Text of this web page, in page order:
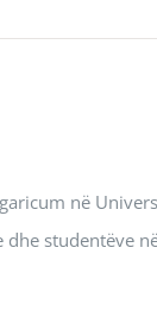
në
studentëve